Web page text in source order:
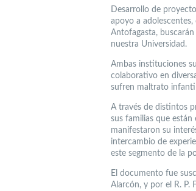
Desarrollo de
apoyo a
Antofagasta,
nuestra Universidad.
Ambas instituciones
colaborativo en
sufren maltrato
A través de distintos
sus familias que
manifestaron su
intercambio de
este segmento de la
El documento fue
Alarcón, y por el R. P.